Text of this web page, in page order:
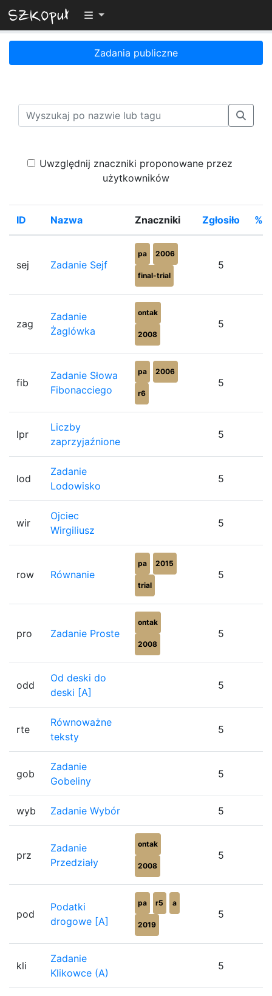
Przełącz widoczność menu
Zadania publiczne
Uwzględnij znaczniki proponowane przez
użytkowników
ID Nazwa Znaczniki Zgłosiło
sej Zadanie Sejf
pa 2006
final-trial
5
zag
Zadanie
Żaglówka
ontak
2008
5
fib
Zadanie Słowa
Fibonacciego
pa 2006
r6
5
lpr
Liczby
zaprzyjaźnione
5
lod
Zadanie
Lodowisko
5
wir
Ojciec
Wirgiliusz
5
row Równanie
pa 2015
trial
5
pro Zadanie Proste
ontak
2008
5
odd
Od deski do
deski [A]
5
rte
Równoważne
teksty
5
gob
Zadanie
Gobeliny
5
wyb Zadanie Wybór 5
prz
Zadanie
Przedziały
ontak
2008
5
pod
Podatki
drogowe [A]
pa r5 a
2019
5
kli
Zadanie
Klikowce (A)
5